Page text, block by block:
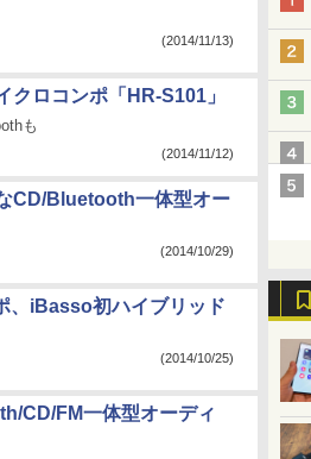
(2014/11/13)
ロコンポ「HR-S101」
も
(2014/11/12)
CD/Bluetooth一体型オー
(2014/10/29)
、iBasso初ハイブリッド
(2014/10/25)
CD/FM一体型オーディ